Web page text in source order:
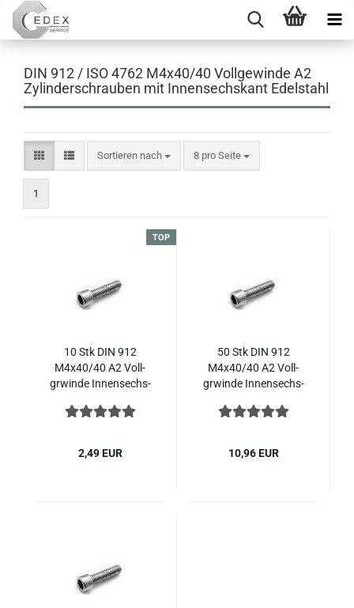
DIN 912 / ISO 4762 M4x40/40 Vollgewinde A2
Zylinderschrauben mit Innensechskant Edelstahl
Sortieren nach
Sortieren nach 8 pro Seite
pro Seite
1
TOP
10 Stk DIN 912
M4x40/40 A2 Voll­
grwin­de In­nen­sechs­
Edel­stahl ISO 4762
2,49 EUR
50 Stk DIN 912
M4x40/40 A2 Voll­
grwin­de In­nen­sechs­
Edel­stahl ISO 4762
10,96 EUR